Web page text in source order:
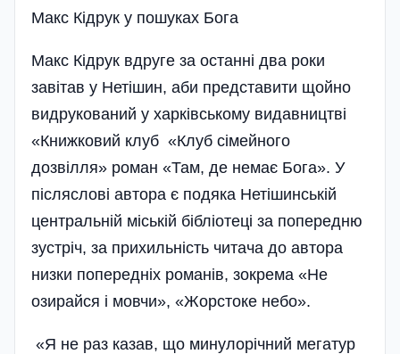
Макс Кідрук у пошуках Бога
Макс Кідрук вдруге за останні два роки
завітав у Нетішин, аби представити щойно
видрукований у харківському видавництві
«Книжковий клуб «Клуб сімейного
дозвілля» роман «Там, де немає Бога». У
післяслові автора є подяка Нетішинській
центральній міській бібліотеці за попередню
зустріч, за прихильність читача до автора
низки попередніх романів, зокрема «Не
озирайся і мовчи», «Жорстоке небо».
«Я не раз казав, що минулорічний мегатур